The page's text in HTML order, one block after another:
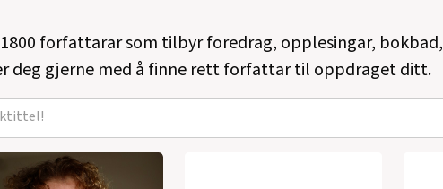
forfattarar som tilbyr foredrag, opplesingar, bokbad,
deg gjerne med å finne rett forfattar til oppdraget ditt.